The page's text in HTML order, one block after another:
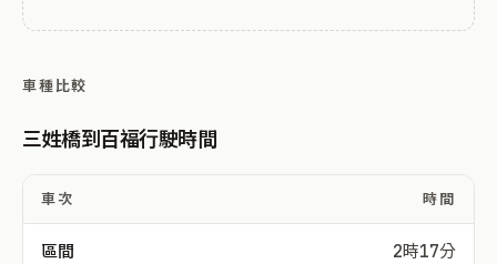
車種比較
三姓橋到百福行駛時間
車次 時間
區間 2時17分